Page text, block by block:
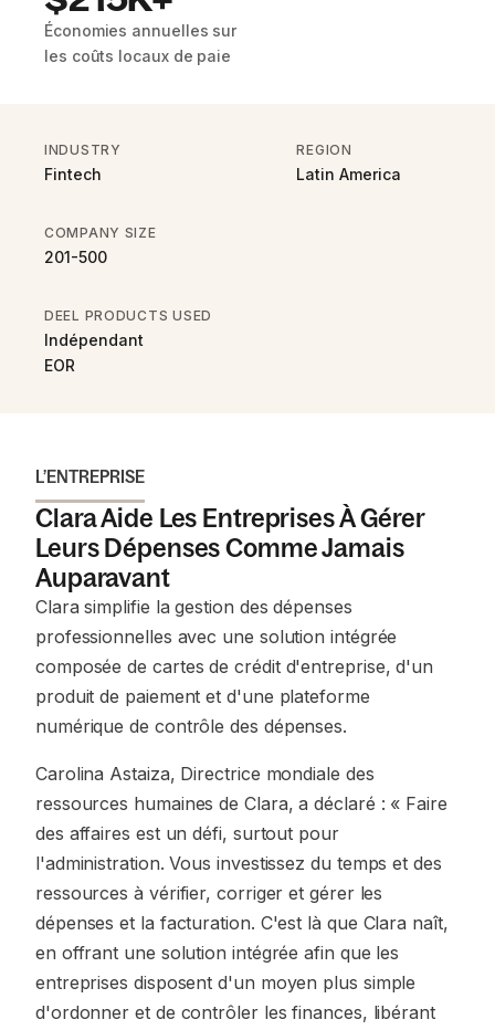
Économies annuelles sur
les coûts locaux de paie
INDUSTRY
Fintech
REGION
Latin America
COMPANY SIZE
201-500
DEEL PRODUCTS USED
Indépendant
EOR
L’ENTREPRISE
Clara Aide Les Entreprises À Gérer
Leurs Dépenses Comme Jamais
Auparavant
Clara simplifie la gestion des dépenses
professionnelles avec une solution intégrée
composée de cartes de crédit d'entreprise, d'un
produit de paiement et d'une plateforme
numérique de contrôle des dépenses.
Carolina Astaiza, Directrice mondiale des
ressources humaines de Clara, a déclaré : « Faire
des affaires est un défi, surtout pour
l'administration. Vous investissez du temps et des
ressources à vérifier, corriger et gérer les
dépenses et la facturation. C'est là que Clara naît,
en offrant une solution intégrée afin que les
entreprises disposent d'un moyen plus simple
d'ordonner et de contrôler les finances, libérant